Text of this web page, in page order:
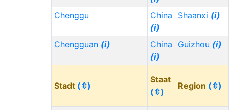
Chenggu
China
(i)
Shaanxi (i)
Chengguan (i)
China
(i)
Guizhou (i)
Stadt (⇳)
Staat
(⇳)
Region (⇳)